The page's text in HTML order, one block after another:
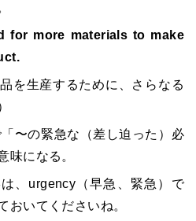
for more materials to make
を生産するために、さらなる
〜の緊急な（差し迫った）必
味になる。
、urgency（早急、緊急）で
おいてくださいね。